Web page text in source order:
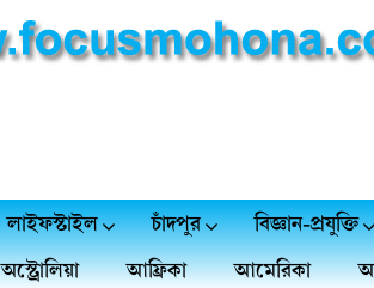
লাইফস্টাইল চাঁদপুর বিজ্ঞান-প্রযুক্তি
অস্ট্রোলিয়া আফ্রিকা আমেরিকা